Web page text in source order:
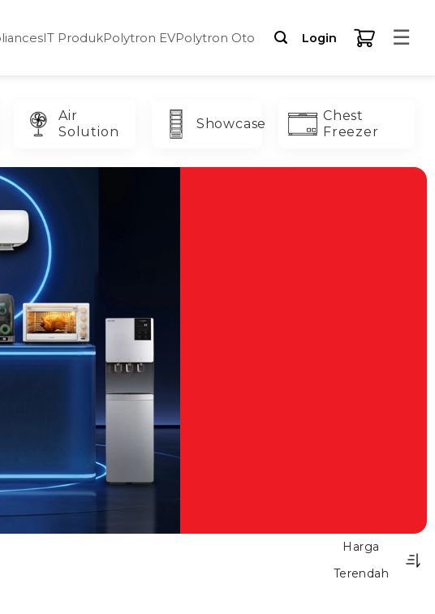
IT ProdukPolytron EVPolytron Oto Login ☰
Air
Solution
Showcase
Chest
Freezer
Harga
Terendah